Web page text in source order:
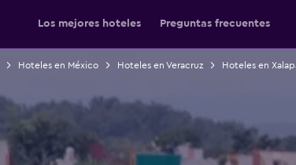
Los mejores hoteles Preguntas frecuentes
Hoteles en México Hoteles en Veracruz Hoteles en